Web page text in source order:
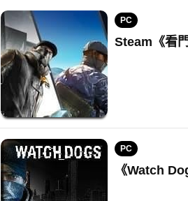
PC
Steam《看
PC
《Watch